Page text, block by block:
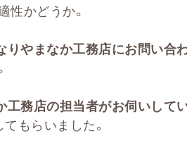
性かどうか。
りやまなか工務店にお問い合
工務店の担当者がお伺いして
もらいました。